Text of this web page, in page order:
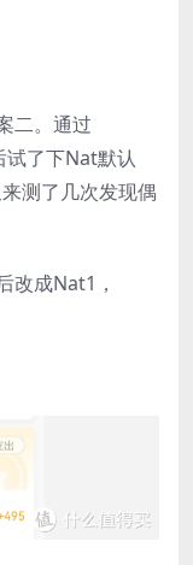
二。通过
了下Nat默认
测了几次发现偶
改成Nat1，